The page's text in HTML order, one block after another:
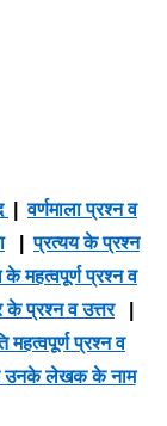
|वर्णमाला प्रश्न व
|प्रत्यय के प्रश्न
के महत्वपूर्ण प्रश्न व
प्रश्न व उत्तर|
महत्वपूर्ण प्रश्न व
उनके लेखक के नाम